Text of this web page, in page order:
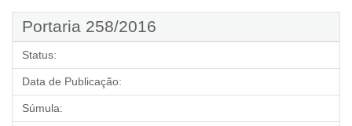
Portaria 258/2016
Status:
Data de Publicação:
Súmula: